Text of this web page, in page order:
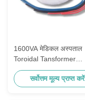
1600VA मेडिकल अस्पताल
Toroidal Tansformer
110VAC से 50VAC/16A
सर्वोत्तम मूल्य प्राप्त करें